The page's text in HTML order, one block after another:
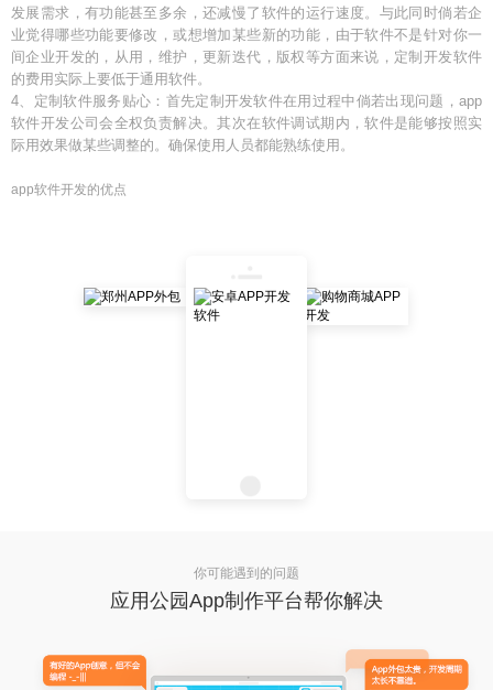
发展需求，有功能甚至多余，还减慢了软件的运行速度。与此同时倘若企
业觉得哪些功能要修改，或想增加某些新的功能，由于软件不是针对你一
间企业开发的，从用，维护，更新迭代，版权等方面来说，定制开发软件
的费用实际上要低于通用软件。
4、定制软件服务贴心：首先定制开发软件在用过程中倘若出现问题，app
软件开发公司会全权负责解决。其次在软件调试期内，软件是能够按照实
际用效果做某些调整的。确保使用人员都能熟练使用。
app软件开发的优点
你可能遇到的问题
应用公园App制作平台帮你解决